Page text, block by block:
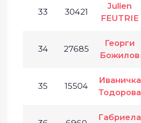
33 30421
Julien
FEUTRIE
34 27685
Георги
Божилов
35 15504
Иваничка
Тодорова
Габриела